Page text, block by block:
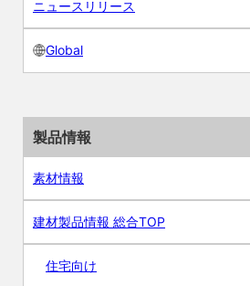
ニュースリリース
Global
製品情報
素材情報
建材製品情報 総合TOP
住宅向け